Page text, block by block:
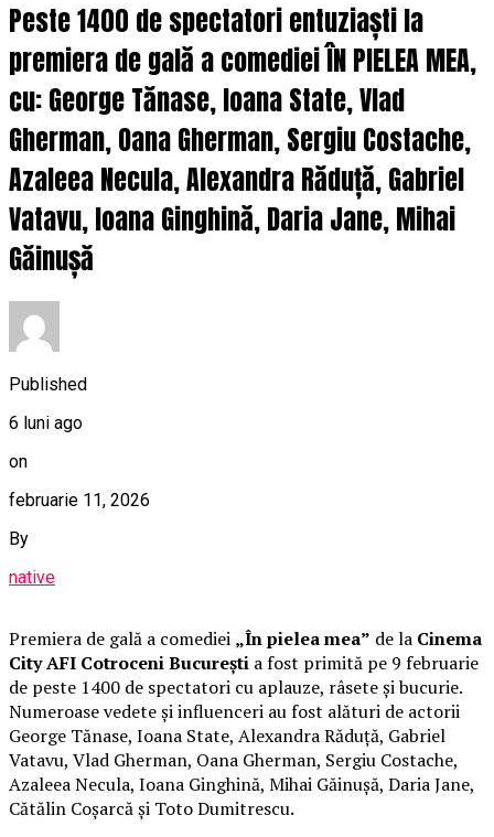
Peste 1400 de spectatori entuziaști la
premiera de gală a comediei ÎN PIELEA MEA,
cu: George Tănase, Ioana State, Vlad
Gherman, Oana Gherman, Sergiu Costache,
Azaleea Necula, Alexandra Răduță, Gabriel
Vatavu, Ioana Ginghină, Daria Jane, Mihai
Găinușă
Published
6 luni ago
on
februarie 11, 2026
By
native
Premiera de gală a comediei „În pielea mea” de la Cinema
City AFI Cotroceni București a fost primită pe 9 februarie
de peste 1400 de spectatori cu aplauze, râsete și bucurie.
Numeroase vedete și influenceri au fost alături de actorii
George Tănase, Ioana State, Alexandra Răduță, Gabriel
Vatavu, Vlad Gherman, Oana Gherman, Sergiu Costache,
Azaleea Necula, Ioana Ginghină, Mihai Găinușă, Daria Jane,
Cătălin Coșarcă și Toto Dumitrescu.